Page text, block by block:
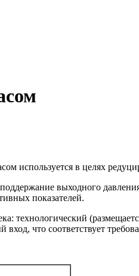
используется в целях
выходного
показателей.
технологический
что соответствует